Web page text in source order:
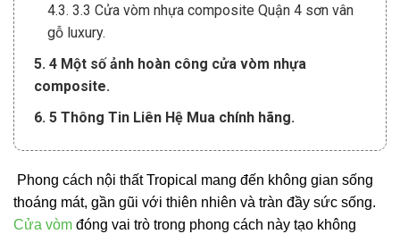
4.3. 3.3 Cửa vòm nhựa composite Quận 4 sơn vân
gỗ luxury.
5. 4 Một số ảnh hoàn công cửa vòm nhựa
composite.
6. 5 Thông Tin Liên Hệ Mua chính hãng.
Phong cách nội thất Tropical mang đến không gian sống
thoáng mát, gần gũi với thiên nhiên và tràn đầy sức sống.
Cửa vòm đóng vai trò trong phong cách này tạo không